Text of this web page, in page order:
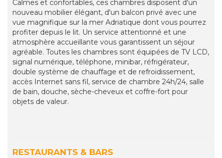
Calmes et confortables, ces chambres disposent d'un
nouveau mobilier élégant, d'un balcon privé avec une
vue magnifique sur la mer Adriatique dont vous pourrez
profiter depuis le lit. Un service attentionné et une
atmosphère accueillante vous garantissent un séjour
agréable. Toutes les chambres sont équipées de TV LCD,
signal numérique, téléphone, minibar, réfrigérateur,
double système de chauffage et de refroidissement,
accès Internet sans fil, service de chambre 24h/24, salle
de bain, douche, sèche-cheveux et coffre-fort pour
objets de valeur.
RESTAURANTS & BARS